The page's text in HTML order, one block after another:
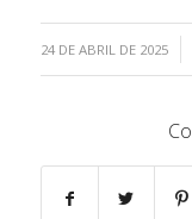
24 DE ABRIL DE 2025
/